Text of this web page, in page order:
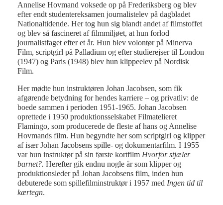
Annelise Hovmand voksede op på Frederiksberg og blev
efter endt studentereksamen journalistelev på dagbladet
Nationaltidende. Her tog hun sig blandt andet af filmstoffet
og blev så fascineret af filmmiljøet, at hun forlod
journalistfaget efter et år. Hun blev volontør på Minerva
Film, scriptgirl på Palladium og efter studierejser til London
(1947) og Paris (1948) blev hun klippeelev på Nordisk
Film.
Her mødte hun instruktøren Johan Jacobsen, som fik
afgørende betydning for hendes karriere – og privatliv: de
boede sammen i perioden 1951-1965. Johan Jacobsen
oprettede i 1950 produktionsselskabet Filmatelieret
Flamingo, som producerede de fleste af hans og Annelise
Hovmands film. Hun begyndte her som scriptgirl og klipper
af især Johan Jacobsens spille- og dokumentarfilm. I 1955
var hun instruktør på sin første kortfilm Hvorfor stjæler
barnet?. Herefter gik endnu nogle år som klipper og
produktionsleder på Johan Jacobsens film, inden hun
debuterede som spillefilminstruktør i 1957 med Ingen tid til
kærtegn.